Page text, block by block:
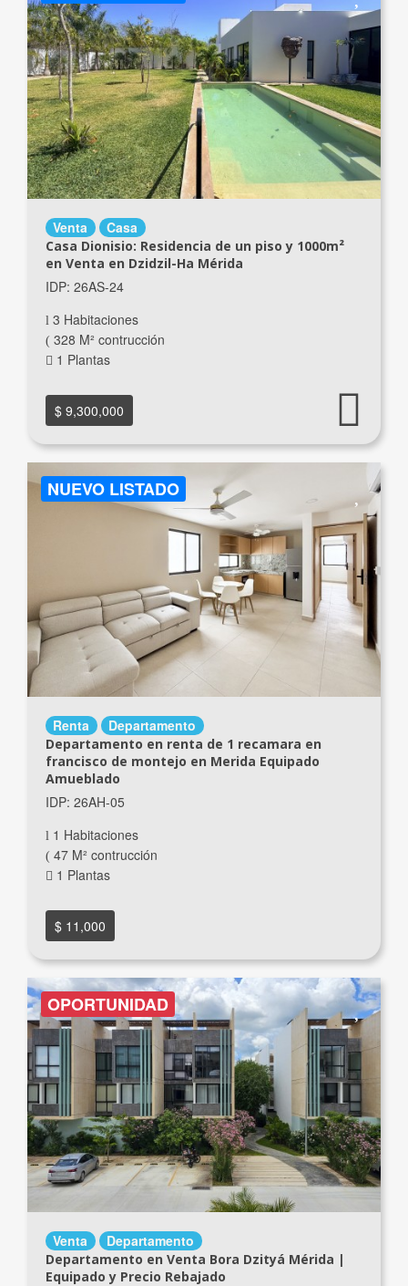
Venta Casa
Casa Dionisio: Residencia de un piso y 1000m²
en Venta en Dzidzil-Ha Mérida
IDP: 26AS-24
3 Habitaciones
328 M² contrucción
1 Plantas
$ 9,300,000
NUEVO LISTADO
Renta Departamento
Departamento en renta de 1 recamara en
francisco de montejo en Merida Equipado
Amueblado
IDP: 26AH-05
1 Habitaciones
47 M² contrucción
1 Plantas
$ 11,000
OPORTUNIDAD
Venta Departamento
Departamento en Venta Bora Dzityá Mérida |
Equipado y Precio Rebajado